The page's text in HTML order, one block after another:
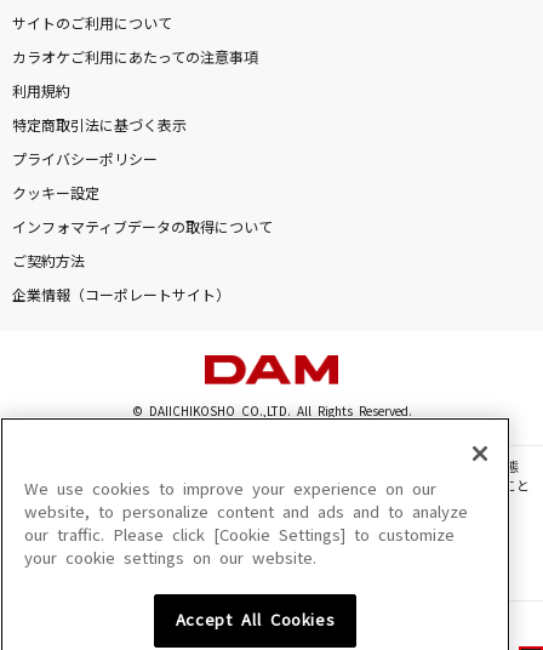
サイトのご利用について
カラオケご利用にあたっての注意事項
利用規約
特定商取引法に基づく表示
プライバシーポリシー
クッキー設定
インフォマティブデータの取得について
ご契約方法
企業情報（コーポレートサイト）
© DAIICHIKOSHO CO.,LTD. All Rights Reserved.
このサイトに掲載されている一切の文章・画像・写真・動画・音声等を、手段や形態
を問わず、著作権法の定める範囲を超えて無断で複製、転載、ファイル化などすること
を禁じます。
楽曲及びコンテンツは、機種によりご利用いただけない場合があります。
楽曲及びコンテンツの配信日、配信内容が変更になる場合があります。
We use cookies to improve your experience on our
website, to personalize content and ads and to analyze
our traffic. Please click [Cookie Settings] to customize
your cookie settings on our website.
Accept All Cookies